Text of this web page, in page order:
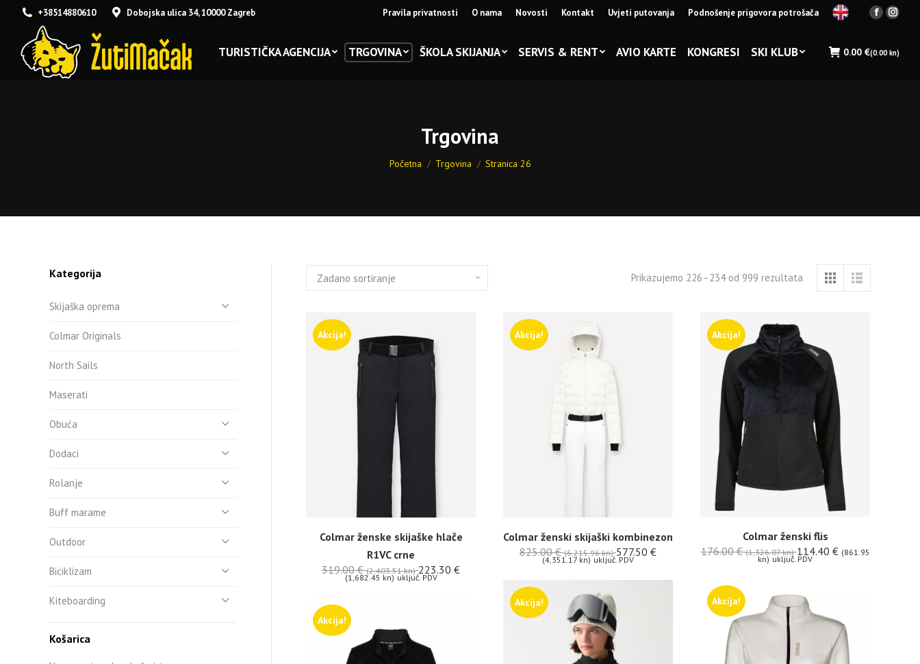
+38514880610 Dobojska ulica 34, 10000 Zagreb Pravila privatnosti O nama Novosti Kontakt Uvjeti putovanja Podnošenje prigovora potrošača
Facebook
in
in
TURISTIČKA AGENCIJA TRGOVINA ŠKOLA SKIJANJA SERVIS & RENT AVIO KARTE KONGRESI SKI KLUB 0.00 €(0.00 kn)
Trgovina
You are here:
Početna Trgovina Stranica 26
Prikazujemo 226–234 od 999 rezultata
Akcija!
Colmar ženske skijaške hlače
R1VC crne
319.00€ (2,403.51 kn) 223.30 €
(1,682.45 kn) uključ. PDV
Akcija!
Colmar ženski skijaški kombinezon
825.00€ (6,215.96 kn) 577.50 €
(4,351.17 kn) uključ. PDV
Akcija!
Colmar ženski flis
176.00€ (1,326.07 kn) 114.40 € (861.95
kn) uključ. PDV
Akcija!
Akcija!
Akcija!
Kategorija
Skijaška oprema
Colmar Originals
North Sails
Maserati
Obuća
Dodaci
Rolanje
Buff marame
Outdoor
Biciklizam
Kiteboarding
Košarica